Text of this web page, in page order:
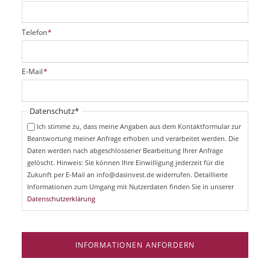
P
f
i
c
t
f
Telefon*
P
f
i
E-Mail*
Pflichtfeld
Datenschutz*
Ich stimme zu, dass meine Angaben aus dem Kontaktformular zur
Beantwortung meiner Anfrage erhoben und verarbeitet werden. Die
Daten werden nach abgeschlossener Bearbeitung Ihrer Anfrage
gelöscht. Hinweis: Sie können Ihre Einwilligung jederzeit für die
Zukunft per E-Mail an info@dasinvest.de widerrufen. Detaillierte
Informationen zum Umgang mit Nutzerdaten finden Sie in unserer
Datenschutzerklärung
INFORMATIONEN ANFORDERN